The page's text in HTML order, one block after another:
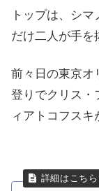
トップは、シ
だけ二人が手を
前々日の東京オ
登りでクリス・
ィアトコフスキ